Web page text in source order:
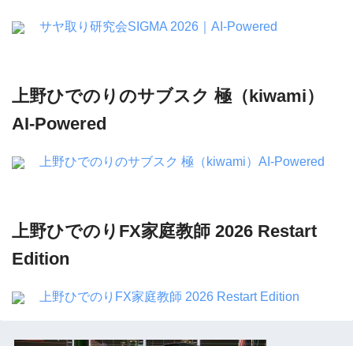
サヤ取り研究会SIGMA 2026｜AI-Powered
上野ひでのりのサブスク 極（kiwami）
AI-Powered
上野ひでのりのサブスク 極（kiwami）AI-Powered
上野ひでのりFX家庭教師 2026 Restart
Edition
上野ひでのりFX家庭教師 2026 Restart Edition